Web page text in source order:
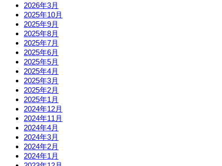
2026年3月
2025年10月
2025年9月
2025年8月
2025年7月
2025年6月
2025年5月
2025年4月
2025年3月
2025年2月
2025年1月
2024年12月
2024年11月
2024年4月
2024年3月
2024年2月
2024年1月